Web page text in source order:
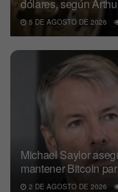
dólares, según
5 DE AGOSTO DE 2026
Michael Saylor
mantener Bitcoin
2 DE AGOSTO DE 2026